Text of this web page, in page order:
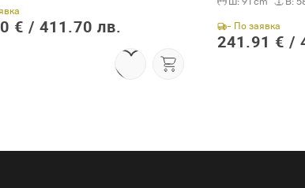
€ / 411.70 лв. - По заявка
241.91 € /